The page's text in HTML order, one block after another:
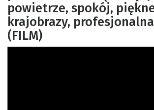
powietrze, spokój,
krajobrazy,
(FILM)